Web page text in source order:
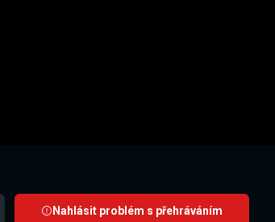
Nahlásit problém s přehráváním